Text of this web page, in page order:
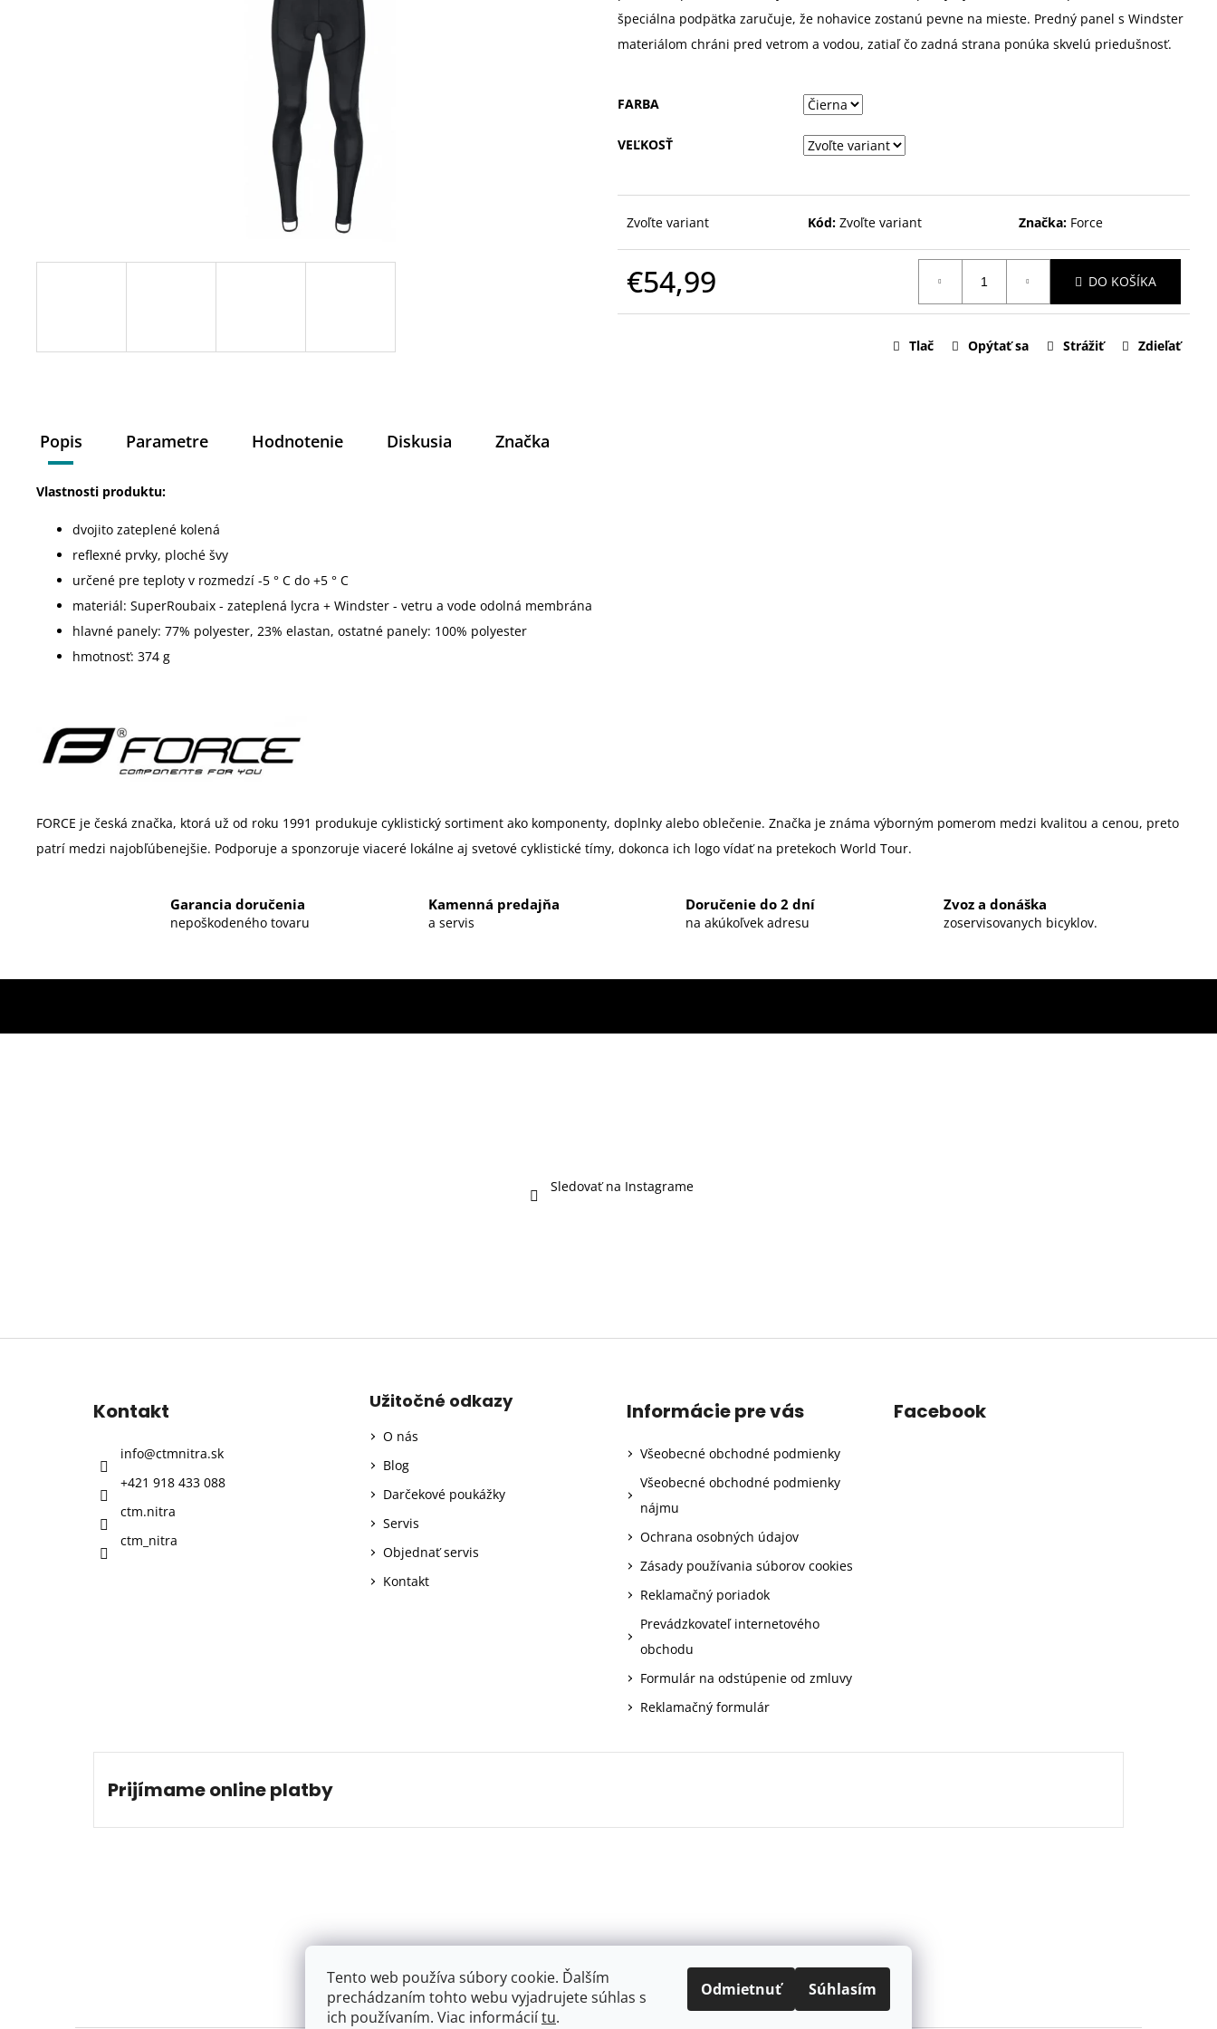
Tento web používa súbory cookie. Ďalším
prechádzaním tohto webu vyjadrujete súhlas s
ich používaním. Viac informáciítu.
Odmietnuť Súhlasím
špeciálna podpätka zaručuje, že nohavice zostanú pevne na mieste. Predný panel s Windster
materiálom chráni pred vetrom a vodou, zatiaľ čo zadná strana ponúka skvelú priedušnosť.
FARBA
VEĽKOSŤ
Zvoľte variant Kód: Zvoľte variant Značka: Force
€54,99 DO KOŠÍKA
Tlač Opýtať sa Strážiť Zdieľať
Popis Parametre Hodnotenie Diskusia Značka
Vlastnosti produktu:
dvojito zateplené kolená
reflexné prvky, ploché švy
určené pre teploty v rozmedzí -5 ° C do +5 ° C
materiál: SuperRoubaix - zateplená lycra + Windster - vetru a vode odolná membrána
hlavné panely: 77% polyester, 23% elastan, ostatné panely: 100% polyester
hmotnosť: 374 g
FORCE je česká značka, ktorá už od roku 1991 produkuje cyklistický sortiment ako komponenty, doplnky alebo oblečenie. Značka je známa výborným pomerom medzi kvalitou a cenou, preto
patrí medzi najobľúbenejšie. Podporuje a sponzoruje viaceré lokálne aj svetové cyklistické tímy, dokonca ich logo vídať na pretekoch World Tour.
Garancia doručenia
nepoškodeného tovaru
Kamenná predajňa
a servis
Doručenie do 2 dní
na akúkoľvek adresu
Zvoz a donáška
zoservisovanych bicyklov.
Sledovať na Instagrame
Z
Kontakt
info@ctmnitra.sk
+421 918 433 088
ctm.nitra
ctm_nitra
Užitočné odkazy
O nás
Blog
Darčekové poukážky
Servis
Objednať servis
Kontakt
Informácie pre vás
Všeobecné obchodné podmienky
Všeobecné obchodné podmienky
nájmu
Ochrana osobných údajov
Zásady používania súborov cookies
Reklamačný poriadok
Prevádzkovateľ internetového
obchodu
Formulár na odstúpenie od zmluvy
Reklamačný formulár
Facebook
Prijímame online platby